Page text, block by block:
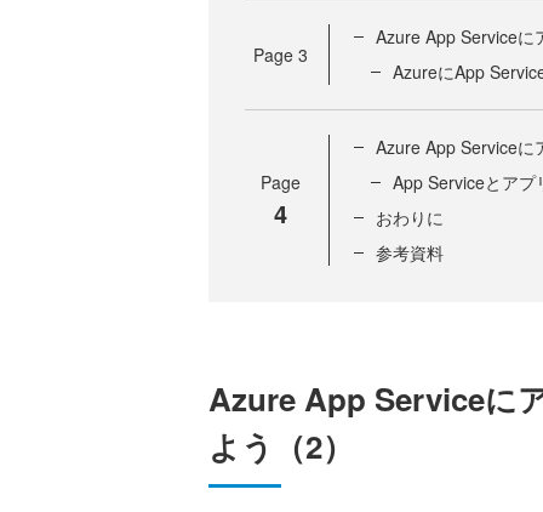
Page 3
Azure App Serviceに
AzureにApp
Page
4
Azure App Serviceに
App Serviceとアプ
おわりに
参考資料
Azure App Serviceに
よう（2）